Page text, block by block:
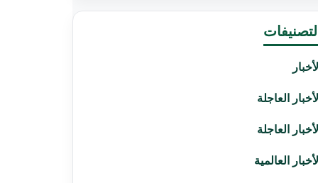
التصنيفات
الأخبار
الأخبار العاجلة
الأخبار العاجلة
الأخبار العالمية